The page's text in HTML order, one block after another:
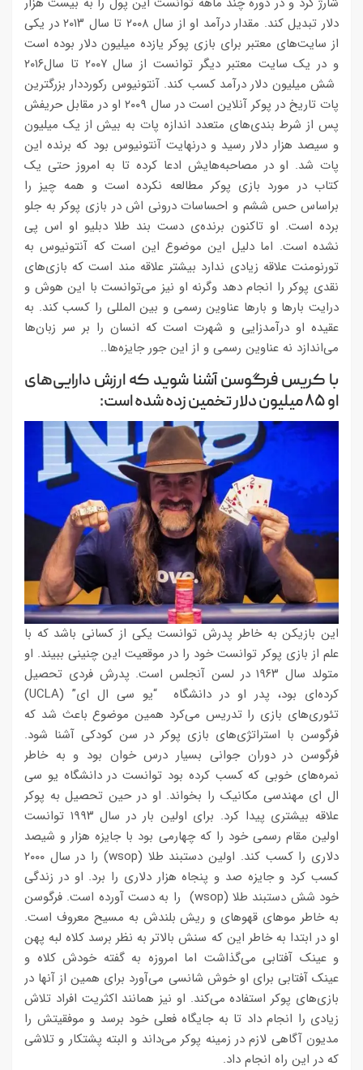
دلار تبدیل کند. مقدار درآمد او از سال ۲۰۰۸ تا سال ۲۰۱۳ در یکی
از سایت‌های معتبر برای بازی پوکر یازده میلیون دلار بوده است
و در یک سایت معتبر دیگر توانست از سال ۲۰۰۷ تا سال۲۰۱۶
شش میلیون دلار درآمد کسب کند. آنتونیوس رکورددار بزرگترین
پات تاریخ در پوکر آنلاین است در سال ۲۰۰۹ او در مقابل حریفش
پس از شرط بندی‌های متعدد اندازه‌ پات به بیش از یک میلیون
و سیصد هزار دلار رسید و درنهایت آنتونیوس بود که برنده‌ این
پات شد. او در مصاحبه‌هایش ادعا کرده تا به امروز حتی یک
کتاب در مورد بازی پوکر مطالعه نکرده است و همه چیز را
براساس حس ششم و احساسات درونی اش در بازی پوکر به جلو
برده است. او تاکنون برنده‌ی دست بند طلا دبلیو او اس پی
نشده است. اما دلیل این موضوع این است که آنتونیوس به
تورنومنت علاقه زیادی ندارد بیشتر علاقه مند است که بازی‌های
نقدی پوکر را انجام دهد وگرنه او نیز می‌توانست با این هوش و
درایت بارها و بارها عناوین رسمی و بین المللی را کسب کند. به
عقیده او درآمدزایی و شهرت است که انسان را بر سر زبان‌ها
می‌اندازد نه عناوین رسمی و از این جور جایزه‌ها..
با کریس فرگوسن آشنا شوید که ارزش دارایی‌های
او ۸۵ میلیون دلار تخمین زده شده است:
این بازیکن به خاطر پدرش توانست یکی از کسانی باشد که با
علم از بازی پوکر توانست خود را در موقعیت این چنینی ببیند. او
متولد سال ۱۹۶۳ در لسن آنجلس است. پدرش فردی تحصیل
کرده‌ای بود، پدر او در دانشگاه “یو سی ال ای” (UCLA)
تئوری‌های بازی را تدریس می‌کرد همین موضوع باعث شد که
فرگوسن با استراتژی‌های بازی پوکر در سن کودکی آشنا شود.
فرگوسن در دوران جوانی بسیار درس خوان بود و به خاطر
نمره‌های خوبی که کسب کرده بود توانست در دانشگاه یو سی
ال ای مهندسی مکانیک را بخواند. او در حین تحصیل به پوکر
علاقه‌ بیشتری پیدا کرد. برای اولین بار در سال ۱۹۹۳ توانست
اولین مقام رسمی خود را که چهارمی بود با جایزه‌ هزار و شیصد
دلاری را کسب کند. اولین دستبند طلا (wsop) را در سال ۲۰۰۰
کسب کرد و جایزه‌ صد و پنجاه هزار دلاری را برد. او در زندگی
خود شش دستبند طلا (wsop) را به دست آورده است. فرگوسن
به خاطر موهای قهوه‎ای و ریش بلندش به مسیح معروف است.
او در ابتدا به خاطر این که سنش بالاتر به نظر برسد کلاه لبه پهن
و عینک آفتابی می‌گذاشت اما امروزه به گفته‌ خودش کلاه و
عینک آفتابی برای او خوش شانسی می‌آورد برای همین از آنها در
بازی‌های پوکر استفاده می‌کند. او نیز همانند اکثریت افراد تلاش
زیادی را انجام داد تا به جایگاه فعلی خود برسد و موفقیتش را
مدیون آگاهی لازم در زمینه پوکر می‌داند و البته پشتکار و تلاشی
که در این راه انجام داد.